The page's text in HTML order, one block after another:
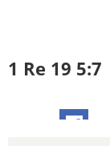
1 Re 19 5:7